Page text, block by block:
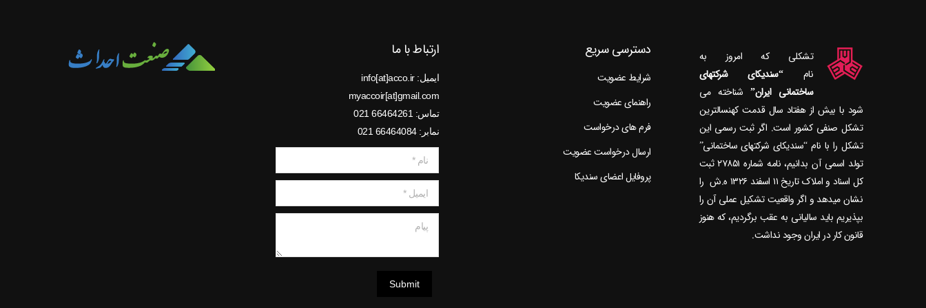
تشکلی که امروز به
نام“سندیکای شرکتهای
ساختمانی ایران”
شود با بیش از هفتاد سال قدمت کهنسال‎ترین
تشکل صنفی کشور است. اگر ثبت رسمی این
تشکل را با نام “سندیکای شرکتهای ساختمانی”
تولد اسمی آن بدانیم، نامه شماره ۲۷۸۵۱ ثبت
کل اسناد و املاک تاریخ ۱۱ اسفند ۱۳۲۶ ه.ش را
نشان می‎دهد و اگر واقعیت تشکیل عملی آن را
بپذیریم باید سالیانی به عقب برگردیم، که هنوز
قانون کار در ایران وجود نداشت.
دسترسی سریع
شرایط عضویت
راهنمای عضویت
فرم های درخواست
ارسال درخواست عضویت
پروفایل اعضای سندیکا
ارتباط با ما
ایمیل: info[at]acco.ir
myaccoir[at]gmail.com
تماس: 66464261 021
نمابر: 66464084 021
نام *
ایمیل *
Submit